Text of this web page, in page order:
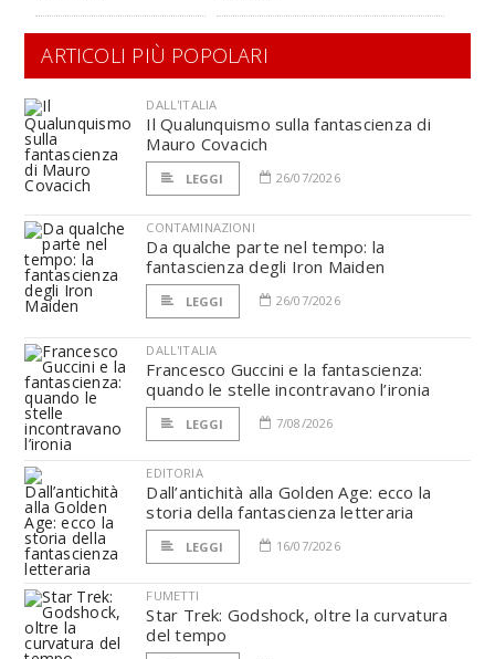
ARTICOLI PIÙ POPOLARI
DALL'ITALIA
Il Qualunquismo sulla fantascienza di
Mauro Covacich
LEGGI 26/07/2026
CONTAMINAZIONI
Da qualche parte nel tempo: la
fantascienza degli Iron Maiden
LEGGI 26/07/2026
DALL'ITALIA
Francesco Guccini e la fantascienza:
quando le stelle incontravano l’ironia
LEGGI 7/08/2026
EDITORIA
Dall’antichità alla Golden Age: ecco la
storia della fantascienza letteraria
LEGGI 16/07/2026
FUMETTI
Star Trek: Godshock, oltre la curvatura
del tempo